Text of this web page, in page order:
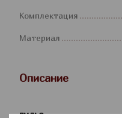
Комплектация
Материал
Описание
Набор
гильз